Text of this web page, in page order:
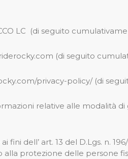
LC (di seguito
(di seguito
privacy-policy/ (di
relative alle modalità
fini dell’ art. 13 del D.Lgs. n.
alla protezione delle persone